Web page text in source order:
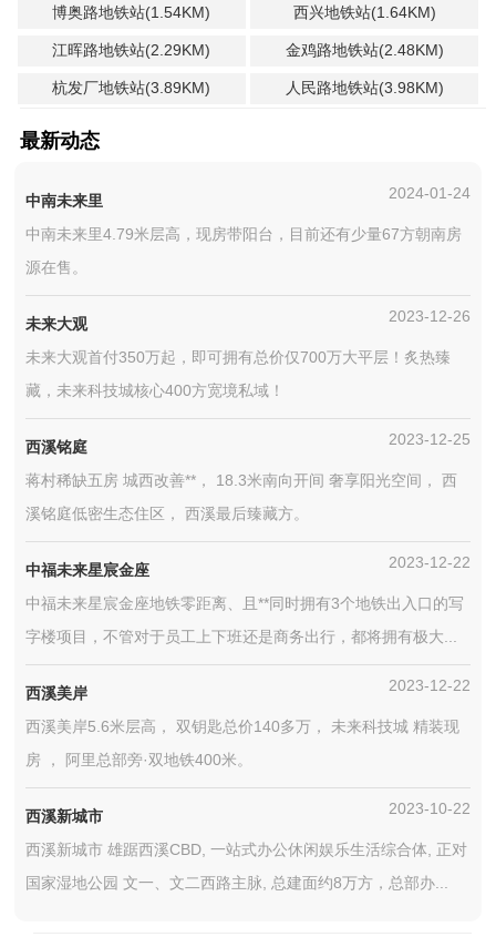
博奥路地铁站(1.54KM) 西兴地铁站(1.64KM)
江晖路地铁站(2.29KM) 金鸡路地铁站(2.48KM)
杭发厂地铁站(3.89KM) 人民路地铁站(3.98KM)
最新动态
中南未来里 2024-01-24
中南未来里4.79米层高，现房带阳台，目前还有少量67方朝南房
源在售。
未来大观 2023-12-26
未来大观首付350万起，即可拥有总价仅700万大平层！炙热臻
藏，未来科技城核心400方宽境私域！
西溪铭庭 2023-12-25
蒋村稀缺五房 城西改善**， 18.3米南向开间 奢享阳光空间， 西
溪铭庭低密生态住区， 西溪最后臻藏方。
中福未来星宸金座 2023-12-22
中福未来星宸金座地铁零距离、且**同时拥有3个地铁出入口的写
字楼项目，不管对于员工上下班还是商务出行，都将拥有极大...
西溪美岸 2023-12-22
西溪美岸5.6米层高， 双钥匙总价140多万， 未来科技城 精装现
房 ， 阿里总部旁·双地铁400米。
西溪新城市 2023-10-22
西溪新城市 雄踞西溪CBD, 一站式办公休闲娱乐生活综合体, 正对
国家湿地公园 文一、文二西路主脉, 总建面约8万方，总部办...